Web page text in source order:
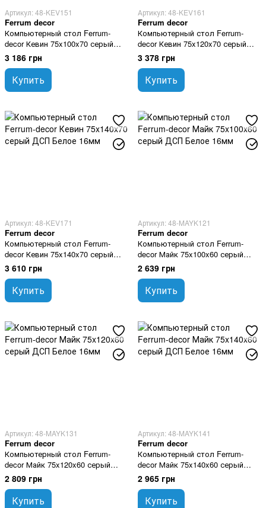
Артикул: 48-KEV151
Ferrum decor
Компьютерный стол Ferrum-
decor Кевин 75x100x70 серый
ДСП Белое 16мм
3 186 грн
Купить
Артикул: 48-KEV161
Ferrum decor
Компьютерный стол Ferrum-
decor Кевин 75x120x70 серый
ДСП Белое 16мм
3 378 грн
Купить
Артикул: 48-KEV171
Ferrum decor
Компьютерный стол Ferrum-
decor Кевин 75x140x70 серый
ДСП Белое 16мм
3 610 грн
Купить
Артикул: 48-MAYK121
Ferrum decor
Компьютерный стол Ferrum-
decor Майк 75x100x60 серый
ДСП Белое 16мм
2 639 грн
Купить
Артикул: 48-MAYK131
Ferrum decor
Компьютерный стол Ferrum-
decor Майк 75x120x60 серый
ДСП Белое 16мм
2 809 грн
Купить
Артикул: 48-MAYK141
Ferrum decor
Компьютерный стол Ferrum-
decor Майк 75x140x60 серый
ДСП Белое 16мм
2 965 грн
Купить